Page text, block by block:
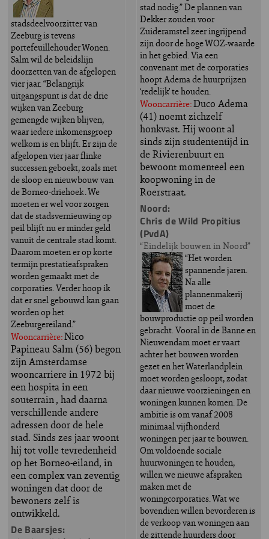
stadsdeelvoorzitter van
Zeeburg is tevens
portefeuillehouder Wonen.
Salm wil de beleidslijn
doorzetten van de afgelopen
vier jaar. “Belangrijk
uitgangspunt is dat de drie
wijken van Zeeburg
gemengde wijken blijven,
waar iedere inkomensgroep
welkom is en blijft. Er zijn de
afgelopen vier jaar flinke
successen geboekt, zoals met
de sloop en nieuwbouw van
de Borneo-driehoek . We
moeten er wel voor zorgen
dat de stadsvernieuwing op
peil blijft nu er minder geld
vanuit de centrale stad komt.
Daarom moeten er op korte
termijn prestatieafspraken
worden gemaakt met de
corporaties. Verder hoop ik
dat er snel gebouwd kan gaan
worden op het
Zeeburgereiland.”
Wooncarrière:Nico
Papineau Salm (56) begon
zijn Amsterdamse
wooncarriere in 1972 bij
een hospita in een
souterrain , had daarna
verschillende andere
adressen door de hele
stad. Sinds zes jaar woont
hij tot volle tevredenheid
op het Borneo-eiland, in
een complex van zeventig
woningen dat door de
bewoners zelf is
ontwikkeld.
De Baarsjes:
stad nodig.” De plannen van
Dekker zouden voor
Zuideramstel zeer ingrijpend
zijn door de hoge WOZ-waarde
in het gebied. Via een
convenant met de corporaties
hoopt Adema de huurprijzen
‘redelijk’ te houden.
Wooncarrière:Duco Adema
(41) noemt zichzelf
honkvast. Hij woont al
sinds zijn studententijd in
de Rivierenbuurt en
bewoont momenteel een
koopwoning in de
Roerstraat.
Noord:
Chris de Wild Propitius
(PvdA)
“Eindelijk bouwen in Noord”
“Het worden
spannende jaren.
Na alle
plannenmakerij
moet de
bouwproductie op peil worden
gebracht. Vooral in de Banne en
Nieuwendam moet er vaart
achter het bouwen worden
gezet en het Waterlandplein
moet worden gesloopt, zodat
daar nieuwe voorzieningen en
woningen kunnen komen. De
ambitie is om vanaf 2008
minimaal vijfhonderd
woningen per jaar te bouwen.
Om voldoende sociale
huurwoningen te houden,
willen we nieuwe afspraken
maken met de
woningcorporaties. Wat we
bovendien willen bevorderen is
de verkoop van woningen aan
de zittende huurders door